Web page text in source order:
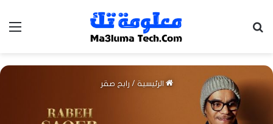
الرئيسية / رابح صقر